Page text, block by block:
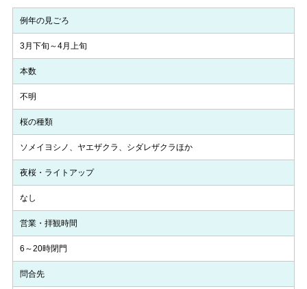
例年の見ごろ
3月下旬～4月上旬
本数
不明
桜の種類
ソメイヨシノ、ヤエザクラ、シダレザクラほか
夜桜・ライトアップ
なし
営業・拝観時間
6～20時閉門
問合先